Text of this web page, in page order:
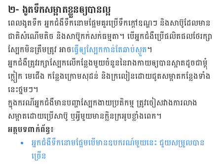
២- ងូតទឹកសម្អាតខ្លួនឲ្យបានល្អ
ពេល​ងូត​ទឹក​ អ្នកជំងឺ​ទឹក​នោម​ផ្អែម​គួរ​​ប្រើ​ទឹក​ក្ដៅ​ឧណ្ហៗ​ និង​សាប៊ូ​ដែល​មាន​
ជាតិ​សំណើម​តិច​ និង​សាប៊ូ​កក់​សក់​ធម្មតា។ ​បើ​អ្នកជំងឺ​​ប្រើ​ផលិតផល​ថែរក្សា​
ស្បែក​មិន​ត្រឹមត្រូវ​ អាច​ធ្វើ​ឲ្យ​​ស្បែក​កាន់​តែ​ឆាប់​ស្ងួត។
អ្នកជំងឺ​ត្រូវ​រក្សា​ស្បែក​លើ​កន្លែង​មួយ​ចំនួន​នៃ​រាងកាយ​ឲ្យ​​បាន​ស្អាត​ដូចជា​ម្ដុំ​
ក្លៀក​ មេជើង​ កន្លែង​ក្រោម​សុដន់​ និង​ក្រលៀន​ដោយ​ជូត​សម្អាត​កន្លែង​ទាំង
នេះ​ថ្នមៗ។
ក្នុង​ករណី​​អ្នកជំងឺ​មាន​បញ្ហា​ស្បែក​ងាយ​ប្រតិកម្ម​ ត្រូវ​ចៀសវាង​ការ​លាង​
សម្អាត​ដោយ​ប្រើ​សាប៊ូ ​ឬ​អ្វី​មួយ​មាន​ក្លិន​ក្រអូប​ខ្លាំង​ពេក។
អត្ថបទពាក់ព័ន្ធ៖
អ្នកជំងឺទឹកនោមផ្អែមបើមានឧបករណ៍មួយនេះ ជួយសម្រួលបាន
ច្រើន